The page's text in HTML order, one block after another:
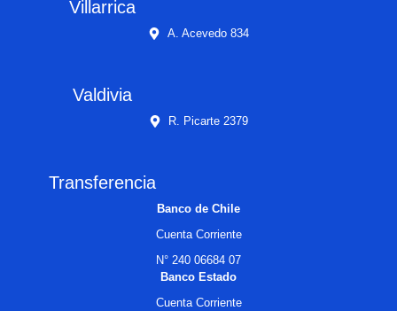
Villarrica
A. Acevedo 834
Valdivia
R. Picarte 2379
Transferencia
Banco de Chile
Cuenta Corriente
N° 240 06684 07
Banco Estado
Cuenta Corriente